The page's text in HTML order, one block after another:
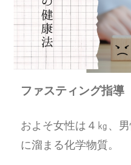
ファスティング指導
およそ女性は４㎏、
に溜まる化学物質。